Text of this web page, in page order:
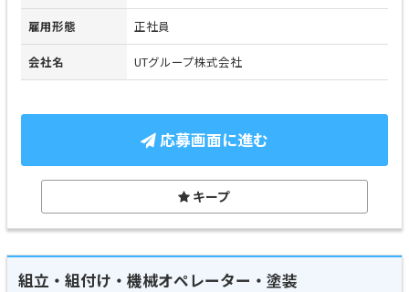
雇用形態 正社員
会社名 UTグループ株式会社
応募画面に進む
キープ
組立・組付け・機械オペレーター・塗装